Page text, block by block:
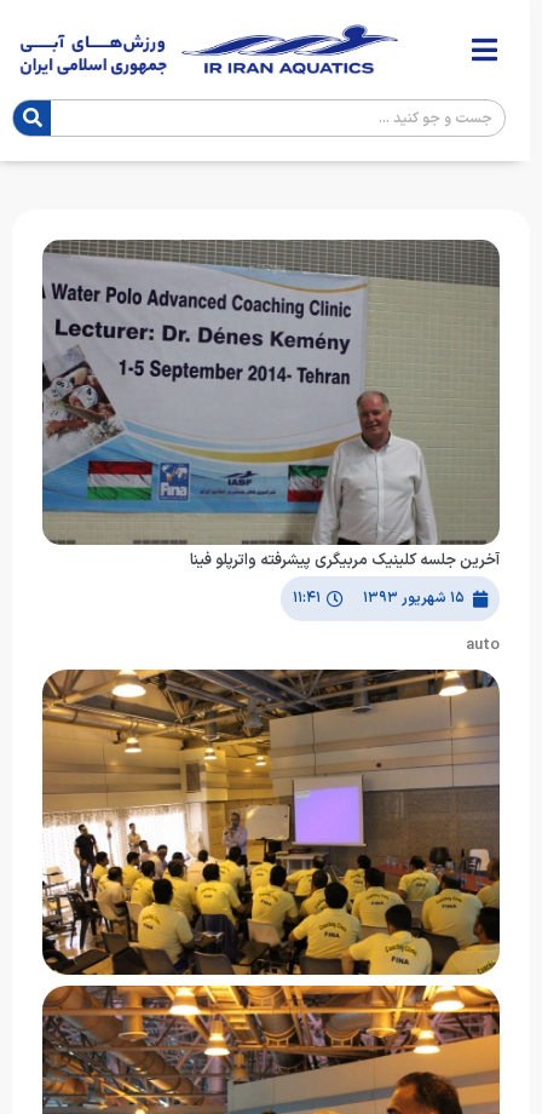
آخرین جلسه کلینیک مربیگری پیشرفته واترپلو فینا
۱۵ شهریور ۱۳۹۳ ۱۱:۴۱
auto